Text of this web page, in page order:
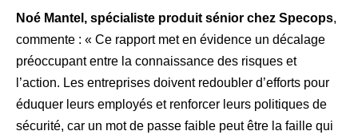
Noé Mantel, spécialiste produit sénior chez Specops,
commente : « Ce rapport met en évidence un décalage
préoccupant entre la connaissance des risques et
l’action. Les entreprises doivent redoubler d’efforts pour
éduquer leurs employés et renforcer leurs politiques de
sécurité, car un mot de passe faible peut être la faille qui